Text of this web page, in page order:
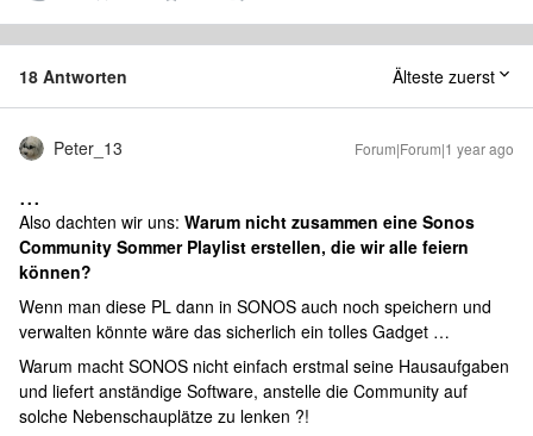
18 Antworten Älteste zuerst
Peter_13 Forum|Forum|1 year ago
...
Also dachten wir uns: Warum nicht zusammen eine Sonos
Community Sommer Playlist erstellen, die wir alle feiern
können?
Wenn man diese PL dann in SONOS auch noch speichern und
verwalten könnte wäre das sicherlich ein tolles Gadget …
Warum macht SONOS nicht einfach erstmal seine Hausaufgaben
und liefert anständige Software, anstelle die Community auf
solche Nebenschauplätze zu lenken ?!